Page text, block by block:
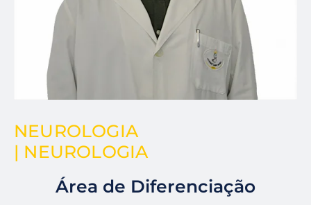
NEUROLOGIA
| NEUROLOGIA
Área de Diferenciação